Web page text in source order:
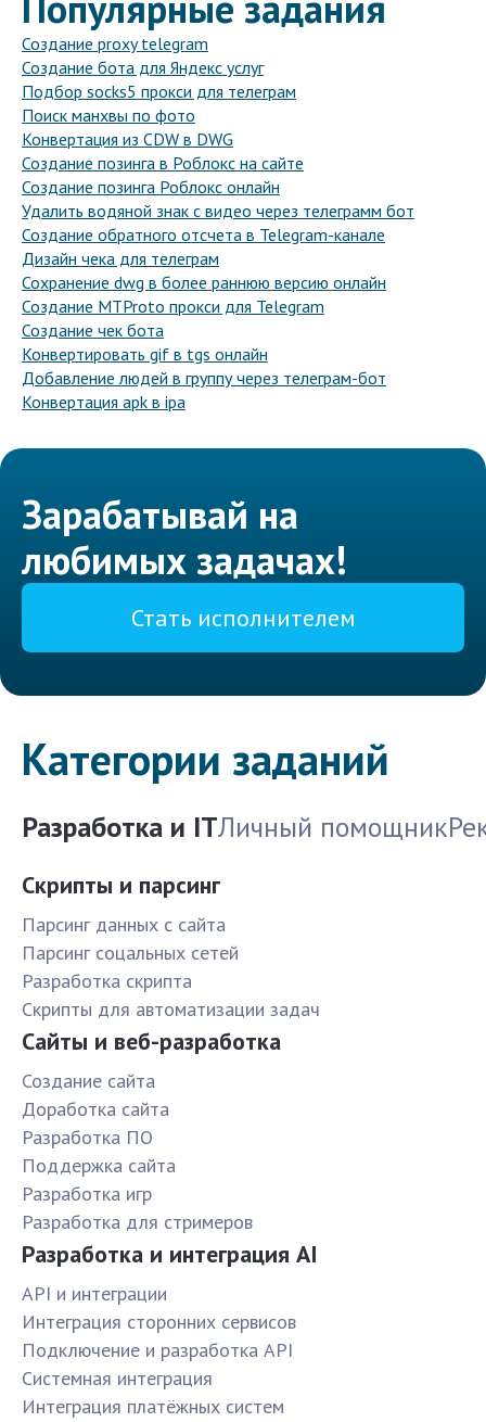
Создание proxy telegram
Создание бота для Яндекс услуг
Подбор socks5 прокси для телеграм
Поиск манхвы по фото
Конвертация из CDW в DWG
Создание позинга в Роблокс на сайте
Создание позинга Роблокс онлайн
Удалить водяной знак с видео через телеграмм бот
Создание обратного отсчета в Telegram-канале
Дизайн чека для телеграм
Сохранение dwg в более раннюю версию онлайн
Создание MTProto прокси для Telegram
Создание чек бота
Конвертировать gif в tgs онлайн
Добавление людей в группу через телеграм-бот
Конвертация apk в ipa
Зарабатывай на
любимых задачах!
Стать исполнителем
Категории заданий
Разработка и ITЛичный помощник
Скрипты и парсинг
Парсинг данных с сайта
Парсинг соцальных сетей
Разработка скрипта
Скрипты для автоматизации задач
Сайты и веб-разработка
Создание сайта
Доработка сайта
Разработка ПО
Поддержка сайта
Разработка игр
Разработка для стримеров
Разработка и интеграция AI
API и интеграции
Интеграция сторонних сервисов
Подключение и разработка API
Системная интеграция
Интеграция платёжных систем